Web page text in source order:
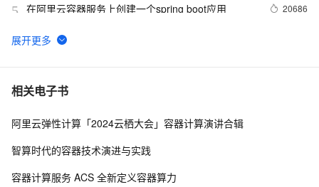
5 在阿里云容器服务上创建一个spring boot应用 20686
6 DevOps与阿里云容器服务（三）
7 100个容器周边项目，点亮你的容器集群技能树
8 DevOps与阿里云容器服务（二）
“no such file”问题
相关电子书
阿里云弹性计算「2024云栖大会」容器计算演讲合辑
智算时代的容器技术演进与实践
容器计算服务 ACS 全新定义容器算力